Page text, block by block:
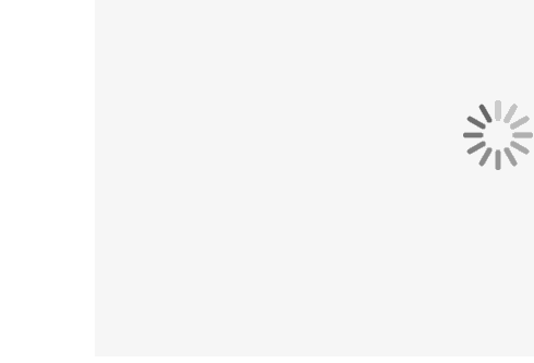
De Dynamic Fit-kraag sluit nauw aan rond je enkel
zodat je stevig en zeker in je schoenen staat.